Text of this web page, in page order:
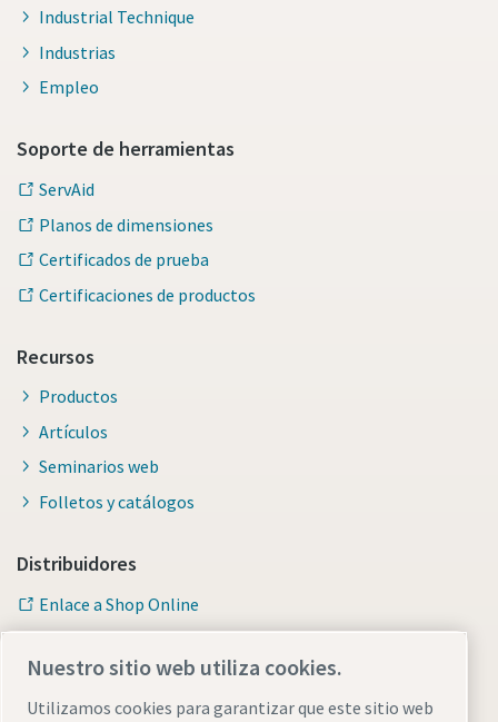
Industrial Technique
Industrias
Empleo
Soporte de herramientas
ServAid
Planos de dimensiones
Certificados de prueba
Certificaciones de productos
Recursos
Productos
Artículos
Seminarios web
Folletos y catálogos
Distribuidores
Enlace a Shop Online
Nuestro sitio web utiliza cookies.
Utilizamos cookies para garantizar que este sitio web